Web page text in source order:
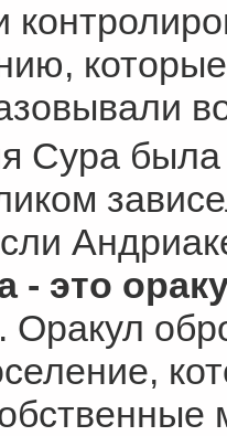
Сура
- это
Оракул